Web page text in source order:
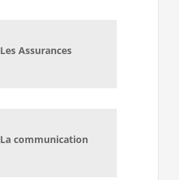
Les Assurances
La communication